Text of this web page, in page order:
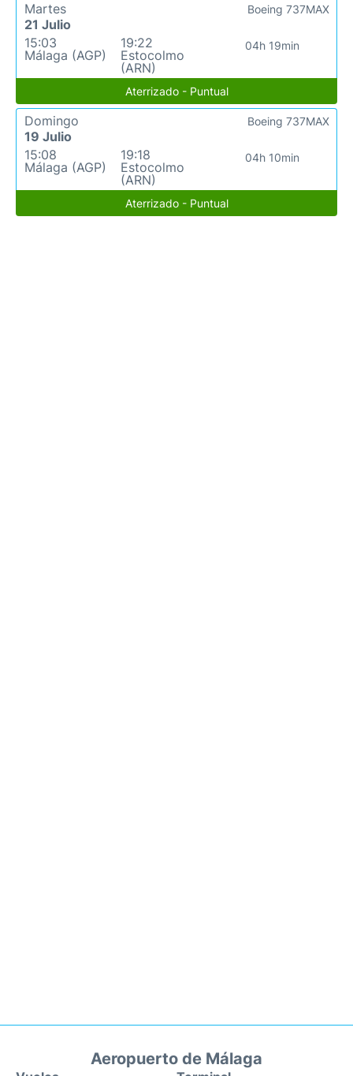
Martes
21 Julio
15:03
Málaga (AGP)
19:22
Estocolmo
(ARN)
04h 19min
Boeing 737MAX
Aterrizado - Puntual
Domingo
19 Julio
15:08
Málaga (AGP)
19:18
Estocolmo
(ARN)
04h 10min
Boeing 737MAX
Aterrizado - Puntual
Aeropuerto de Málaga